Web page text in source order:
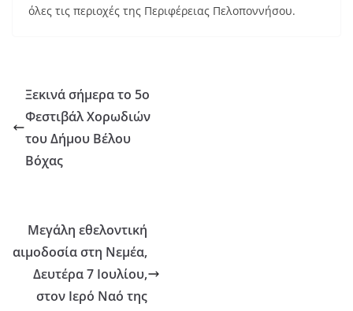
όλες τις περιοχές της Περιφέρειας Πελοποννήσου.
Ξεκινά σήμερα το 5ο
Φεστιβάλ Χορωδιών
του Δήμου Βέλου
Βόχας
Μεγάλη εθελοντική
αιμοδοσία στη Νεμέα,
Δευτέρα 7 Ιουλίου,
στον Ιερό Ναό της